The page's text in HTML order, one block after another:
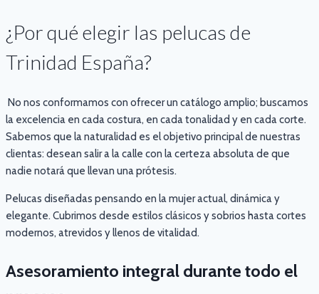
¿Por qué elegir las pelucas de
Trinidad España?
No nos conformamos con ofrecer un catálogo amplio; buscamos
la excelencia en cada costura, en cada tonalidad y en cada corte.
Sabemos que la naturalidad es el objetivo principal de nuestras
clientas: desean salir a la calle con la certeza absoluta de que
nadie notará que llevan una prótesis.
Pelucas diseñadas pensando en la mujer actual, dinámica y
elegante. Cubrimos desde estilos clásicos y sobrios hasta cortes
modernos, atrevidos y llenos de vitalidad.
Asesoramiento integral durante todo el